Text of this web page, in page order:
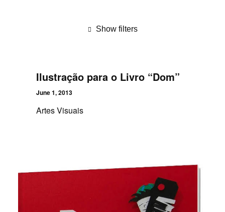
Show filters
Ilustração para o Livro “Dom”
June 1, 2013
Artes Visuais